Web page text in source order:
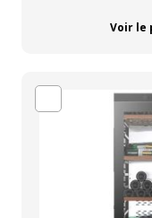
Voir le